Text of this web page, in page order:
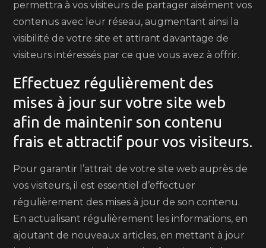
permettra à vos visiteurs de partager aisément vos
contenus avec leur réseau, augmentant ainsi la
visibilité de votre site et attirant davantage de
visiteurs intéressés par ce que vous avez à offrir.
Effectuez régulièrement des
mises à jour sur votre site web
afin de maintenir son contenu
frais et attractif pour vos visiteurs.
Pour garantir l’attrait de votre site web auprès de
vos visiteurs, il est essentiel d’effectuer
régulièrement des mises à jour de son contenu.
En actualisant régulièrement les informations, en
ajoutant de nouveaux articles, en mettant à jour